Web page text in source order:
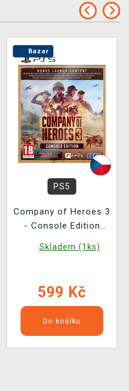
Bazar
PS5
Company of Heroes 3
- Console Edition
Skladem (1ks)
599 Kč
Do košíku